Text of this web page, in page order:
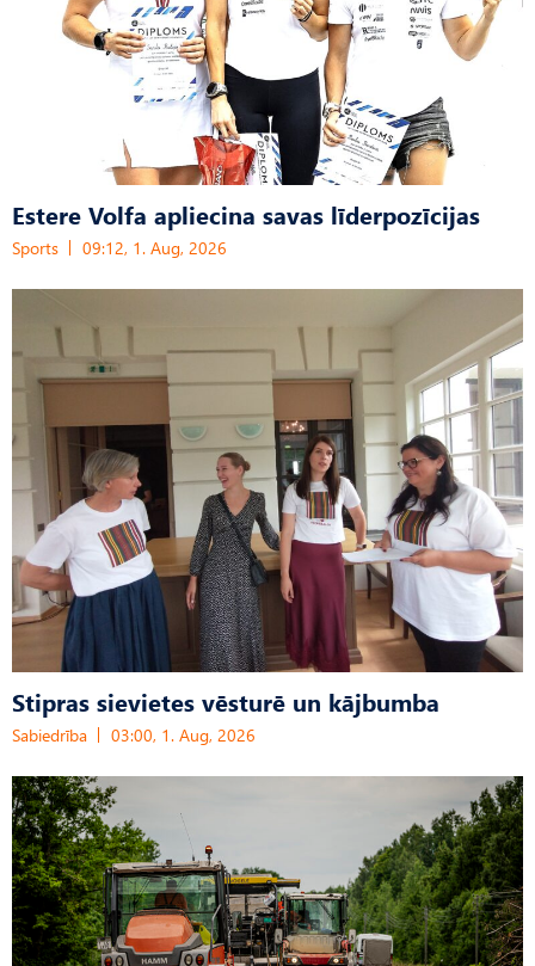
Estere Volfa apliecina savas līderpozīcijas
Sports 09:12, 1. Aug, 2026
Stipras sievietes vēsturē un kājbumba
Sabiedrība 03:00, 1. Aug, 2026